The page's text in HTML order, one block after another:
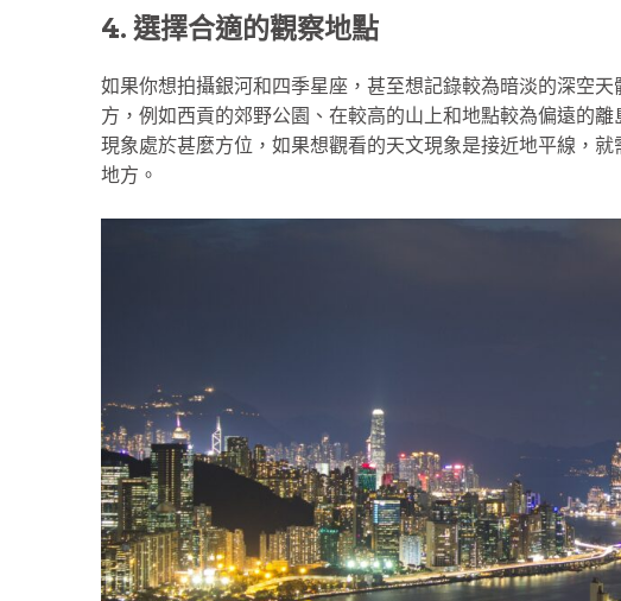
4. 選擇合適的觀察地點
如果你想拍攝銀河和四季星座，甚至想記錄較為暗淡的深空
方，例如西貢的郊野公園、在較高的山上和地點較為偏遠的
現象處於甚麼方位，如果想觀看的天文現象是接近地平線，
地方。